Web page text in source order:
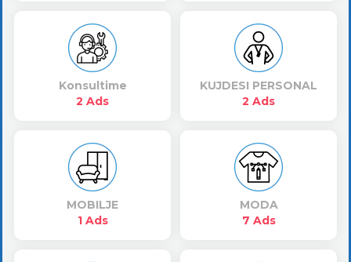
Konsultime
2 Ads
KUJDESI PERSONAL
2 Ads
MOBILJE
1 Ads
MODA
7 Ads